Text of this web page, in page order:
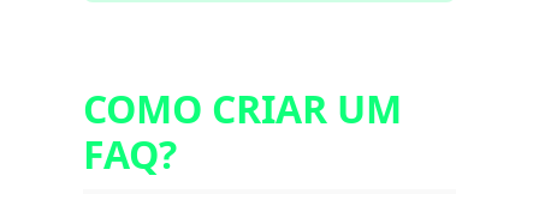
COMO CRIAR UM
FAQ?